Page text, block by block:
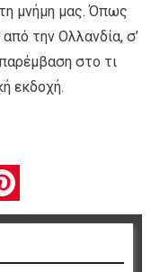
μνήμη μας. Όπως
την Ολλανδία, σ’
στο τι
εκδοχή.